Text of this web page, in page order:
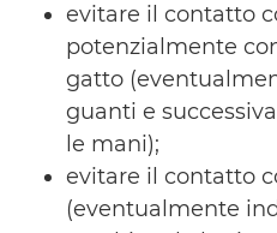
evitare il contatto
potenzialmente
gatto
guanti e
le mani);
evitare il contatto
(eventualmente